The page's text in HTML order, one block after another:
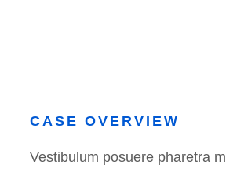
CASE OVERVIEW
Vestibulum posuere pharetra